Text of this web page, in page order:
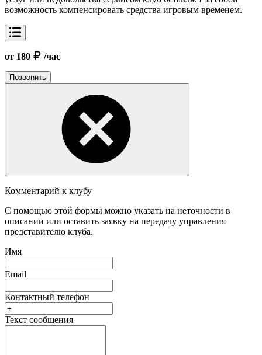
возможность компенсировать средства игровым временем.
от 180 /час
Позвонить
Комментарий к клубу
С помощью этой формы можно указать на неточности в
описании или оставить заявку на передачу управления
представителю клуба.
Имя
Email
Контактный телефон
Текст сообщения